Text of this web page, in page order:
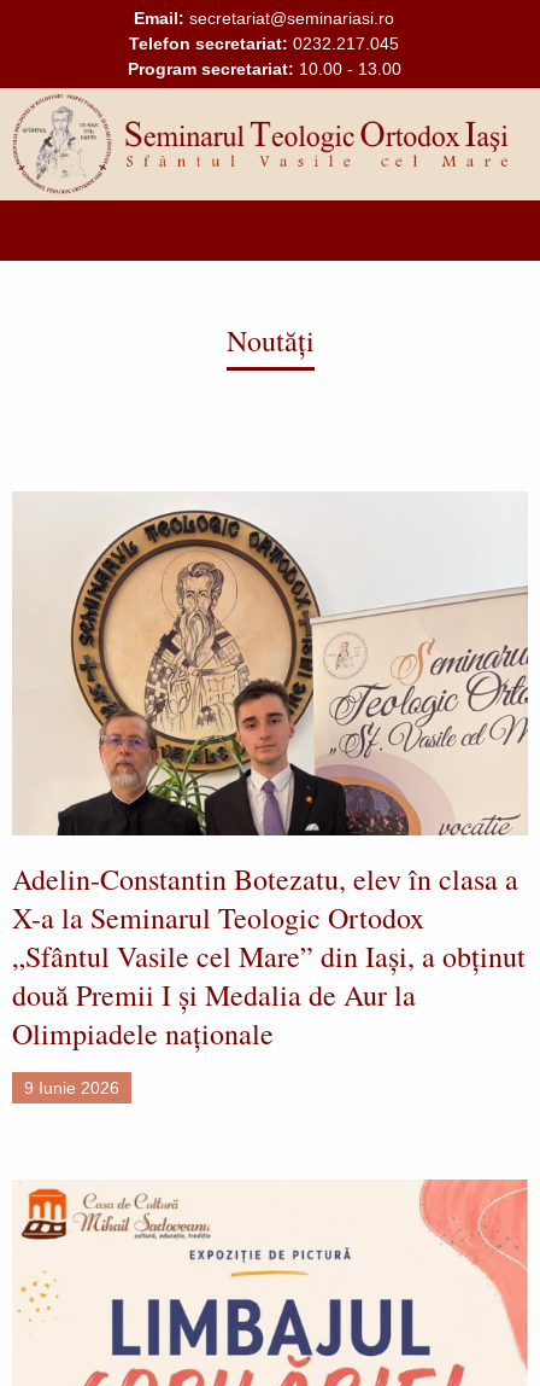
Mergi la conţinutul principal
Email: secretariat@seminariasi.ro
Telefon secretariat: 0232.217.045
Program secretariat: 10.00 - 13.00
Main
Noutăți
Adelin-Constantin Botezatu, elev în clasa a
X-a la Seminarul Teologic Ortodox
„Sfântul Vasile cel Mare” din Iași, a obținut
două Premii I și Medalia de Aur la
Olimpiadele naționale
9 Iunie 2026